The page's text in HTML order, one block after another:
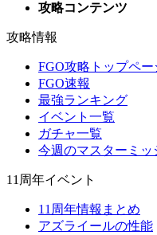
攻略コンテンツ
攻略情報
FGO攻略トップペー
FGO速報
最強ランキング
イベント一覧
ガチャ一覧
今週のマスターミッ
11周年イベント
11周年情報まとめ
アズライールの性能